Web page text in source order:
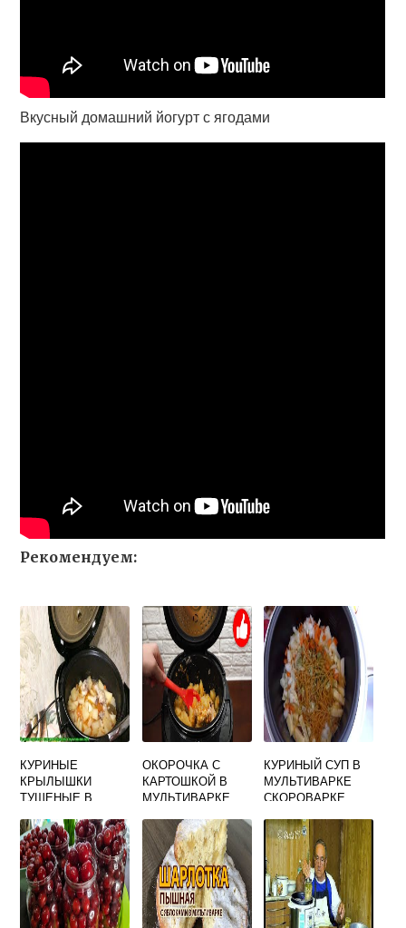
Вкусный домашний йогурт с ягодами
Рекомендуем:
КУРИНЫЕ
КРЫЛЫШКИ
ТУШЕНЫЕ В
ОКОРОЧКА С
КАРТОШКОЙ В
МУЛЬТИВАРКЕ
КУРИНЫЙ СУП В
МУЛЬТИВАРКЕ
СКОРОВАРКЕ